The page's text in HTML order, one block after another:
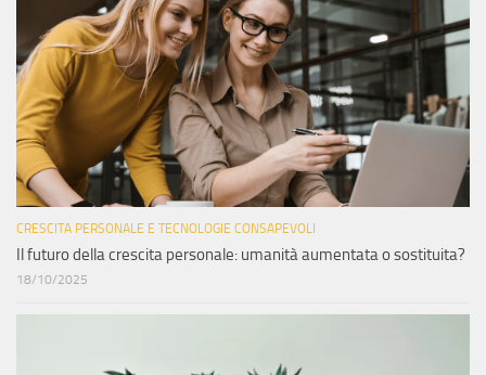
CRESCITA PERSONALE E TECNOLOGIE CONSAPEVOLI
Il futuro della crescita personale: umanità aumentata o sostituita?
18/10/2025